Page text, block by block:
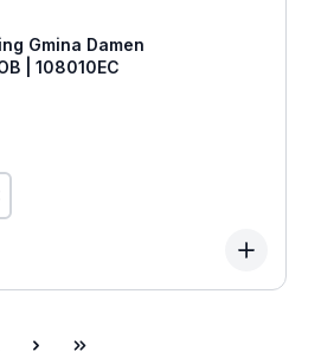
Gmina Damen
| 108010EC